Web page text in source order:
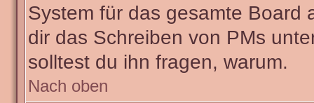
System für das gesamte Board
dir das Schreiben von PMs
solltest du ihn fragen, warum.
Nach oben